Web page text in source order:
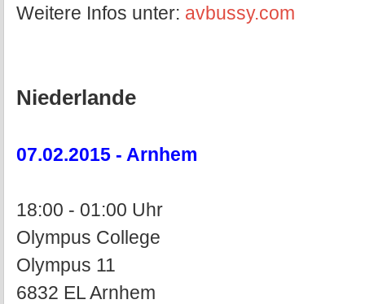
Weitere Infos unter: avbussy.com
Niederlande
07.02.2015 - Arnhem
18:00 - 01:00 Uhr
Olympus College
Olympus 11
6832 EL Arnhem